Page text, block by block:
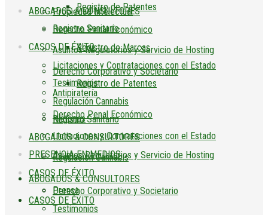
ABOGADOS & CONSULTORES
CASOS DE ÉXITO
Testimonios
Historias
PRESENCIA EN MEDIOS
Prensa
Derecho Penal Económico
Licitaciones y Contrataciones con el Estado
Regulación Cannabis
ABOGADOS & CONSULTORES
CASOS DE ÉXITO
Testimonios
Propiedad Intelectual
Registro de Marcas
Registro de Patentes
Registro Sanitario
Asuntos Regulatorios y Servicio de Hosting
Derecho Corporativo y Societario
Registro de Patentes
Registro Sanitario
Asuntos Regulatorios y Servicio de Hosting
Derecho Corporativo y Societario
Antipiratería
Derecho Penal Económico
Licitaciones y Contrataciones con el Estado
Regulación Cannabis
ABOGADOS & CONSULTORES
CASOS DE ÉXITO